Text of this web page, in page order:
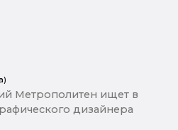
Метрополитен ищет в
дизайнера